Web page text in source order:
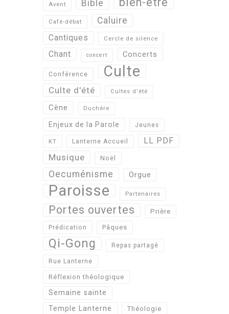
Avent Bible
Café-débat Caluire
Cantiques Cercle de silence
Chant concert Concerts
Conférence Culte
Culte d'été Cultes d'été
Cène Duchère
Enjeux de la Parole Jeunes
KT Lanterne Accueil LL PDF
Musique Noël
Oecuménisme Orgue
Paroisse Partenaires
Portes ouvertes Prière
Prédication Pâques
Qi-Gong Repas partagé
Rue Lanterne
Réflexion théologique
Semaine sainte
Temple Lanterne
Théologie